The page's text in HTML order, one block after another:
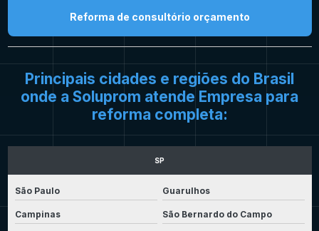
Reforma de consultório orçamento
Principais cidades e regiões do Brasil
onde a Soluprom atende Empresa para
reforma completa:
SP
São Paulo Guarulhos
Campinas São Bernardo do Campo